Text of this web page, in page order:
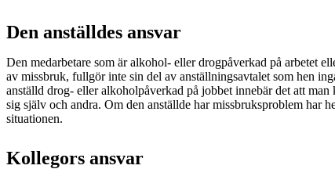
Den anställdes ansvar
Den medarbetare som är alkohol- eller drogpåverkad på arbetet
av missbruk, fullgör inte sin del av anställningsavtalet som hen
anställd drog- eller alkoholpåverkad på jobbet innebär det att man
sig själv och andra. Om den anställde har missbruksproblem har
situationen.
Kollegors ansvar